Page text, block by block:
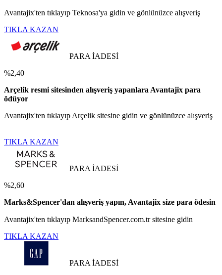
Avantajix'ten tıklayıp Teknosa'ya gidin ve gönlünüzce alışveriş
TIKLA KAZAN
PARA İADESİ
%2,40
Arçelik resmi sitesinden alışveriş yapanlara Avantajix para
ödüyor
Avantajix'ten tıklayıp Arçelik sitesine gidin ve gönlünüzce alışveriş
TIKLA KAZAN
PARA İADESİ
%2,60
Marks&Spencer'dan alışveriş yapın, Avantajix size para ödesin
Avantajix'ten tıklayıp MarksandSpencer.com.tr sitesine gidin
TIKLA KAZAN
PARA İADESİ